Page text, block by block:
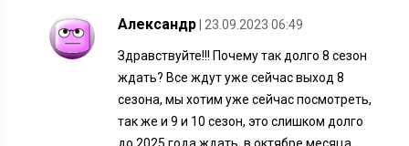
Александр | 23.09.2023 06:49
Здравствуйте!!! Почему так долго 8 сезон
ждать? Все ждут уже сейчас выход 8
сезона, мы хотим уже сейчас посмотреть,
так же и 9 и 10 сезон, это слишком долго